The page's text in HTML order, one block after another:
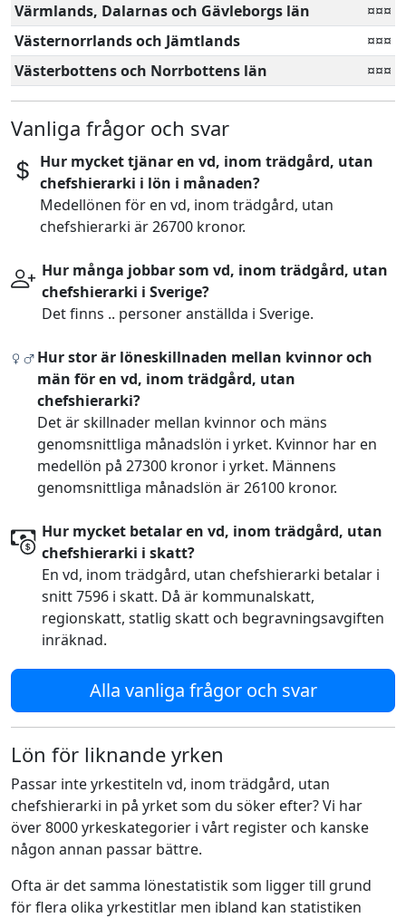
Värmlands, Dalarnas och Gävleborgs län
¤¤¤
Västernorrlands och Jämtlands
¤¤¤
Västerbottens och Norrbottens län
¤¤¤
Vanliga frågor och svar
Hur mycket tjänar en vd, inom trädgård, utan
chefshierarki i lön i månaden?
Medellönen för en vd, inom trädgård, utan
chefshierarki är 26700 kronor.
Hur många jobbar som vd, inom trädgård, utan
chefshierarki i Sverige?
Det finns .. personer anställda i Sverige.
Hur stor är löneskillnaden mellan kvinnor och
män för en vd, inom trädgård, utan
chefshierarki?
Det är skillnader mellan kvinnor och mäns
genomsnittliga månadslön i yrket. Kvinnor har en
medellön på 27300 kronor i yrket. Männens
genomsnittliga månadslön är 26100 kronor.
Hur mycket betalar en vd, inom trädgård, utan
chefshierarki i skatt?
En vd, inom trädgård, utan chefshierarki betalar i
snitt 7596 i skatt. Då är kommunalskatt,
regionskatt, statlig skatt och begravningsavgiften
inräknad.
Alla vanliga frågor och svar
Lön för liknande yrken
Passar inte yrkestiteln vd, inom trädgård, utan
chefshierarki in på yrket som du söker efter? Vi har
över 8000 yrkeskategorier i vårt register och kanske
någon annan passar bättre.
Ofta är det samma lönestatistik som ligger till grund
för flera olika yrkestitlar men ibland kan statistiken